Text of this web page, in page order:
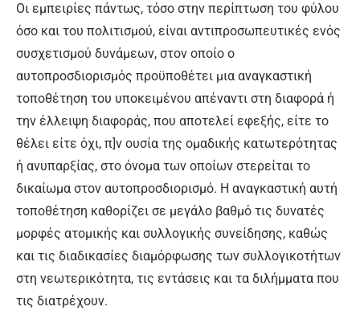
Οι εμπειρίες πάντως, τόσο στην περίπτωση του φύλου
όσο και του πολιτισμού, είναι αντιπροσωπευτικές ενός
συσχετισμού δυνάμεων, στον οποίο ο
αυτοπροσδιορισμός προϋποθέτει μια αναγκαστική
τοποθέτηση του υποκειμένου απέναντι στη διαφορά ή
την έλλειψη διαφοράς, που αποτελεί εφεξής, είτε το
θέλει είτε όχι, π]ν ουσία της ομαδικής κατωτερότητας
ή ανυπαρξίας, στο όνομα των οποίων στερείται το
δικαίωμα στον αυτοπροσδιορισμό. Η αναγκαστική αυτή
τοποθέτηση καθορίζει σε μεγάλο βαθμό τις δυνατές
μορφές ατομικής και συλλογικής συνείδησης, καθώς
και τις διαδικασίες διαμόρφωσης των συλλογικοτήτων
στη νεωτερικότητα, τις εντάσεις και τα διλήμματα που
τις διατρέχουν.